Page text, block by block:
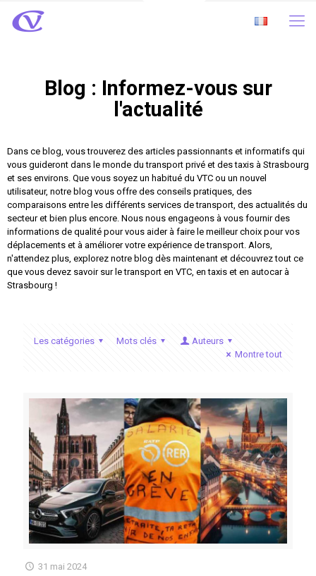
Blog : Informez-vous sur
l'actualité
Dans ce blog, vous trouverez des articles passionnants et informatifs qui
vous guideront dans le monde du transport privé et des taxis à Strasbourg
et ses environs. Que vous soyez un habitué du VTC ou un nouvel
utilisateur, notre blog vous offre des conseils pratiques, des
comparaisons entre les différents services de transport, des actualités du
secteur et bien plus encore. Nous nous engageons à vous fournir des
informations de qualité pour vous aider à faire le meilleur choix pour vos
déplacements et à améliorer votre expérience de transport. Alors,
n'attendez plus, explorez notre blog dès maintenant et découvrez tout ce
que vous devez savoir sur le transport en VTC, en taxis et en autocar à
Strasbourg !
Les catégories Mots clés
Auteurs
Montre tout
31 mai 2024